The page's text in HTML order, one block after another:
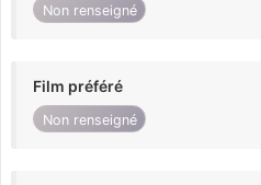
Non renseigné
Film préféré
Non renseigné